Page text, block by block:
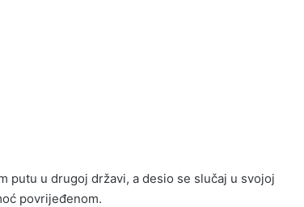
putu u drugoj državi, a desio se slučaj u svojoj
povrijeđenom.